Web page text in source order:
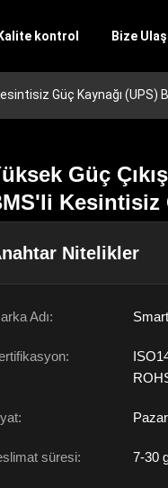
Kalite kontrol Bize
Güç Kaynağı (UPS)
Güç
Kesintisiz
Nitelikler
Adı: Smart
süresi: 7-30